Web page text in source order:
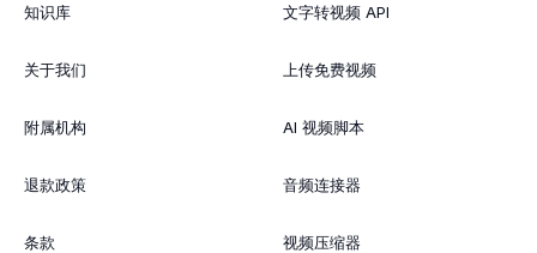
知识库
关于我们
附属机构
退款政策
条款
文字转视频 API
上传免费视频
AI 视频脚本
音频连接器
视频压缩器